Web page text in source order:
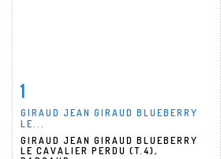
1
GIRAUD JEAN GIRAUD BLUEBERRY
LE...
GIRAUD JEAN GIRAUD BLUEBERRY
LE CAVALIER PERDU (T.4),